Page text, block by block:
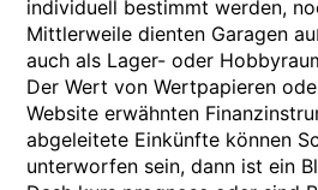
individuell bestimmt werden,
Mittlerweile dienten Garagen
auch als Lager- oder
Der Wert von Wertpapieren
Website erwähnten
abgeleitete Einkünfte können
unterworfen sein, dann ist ein